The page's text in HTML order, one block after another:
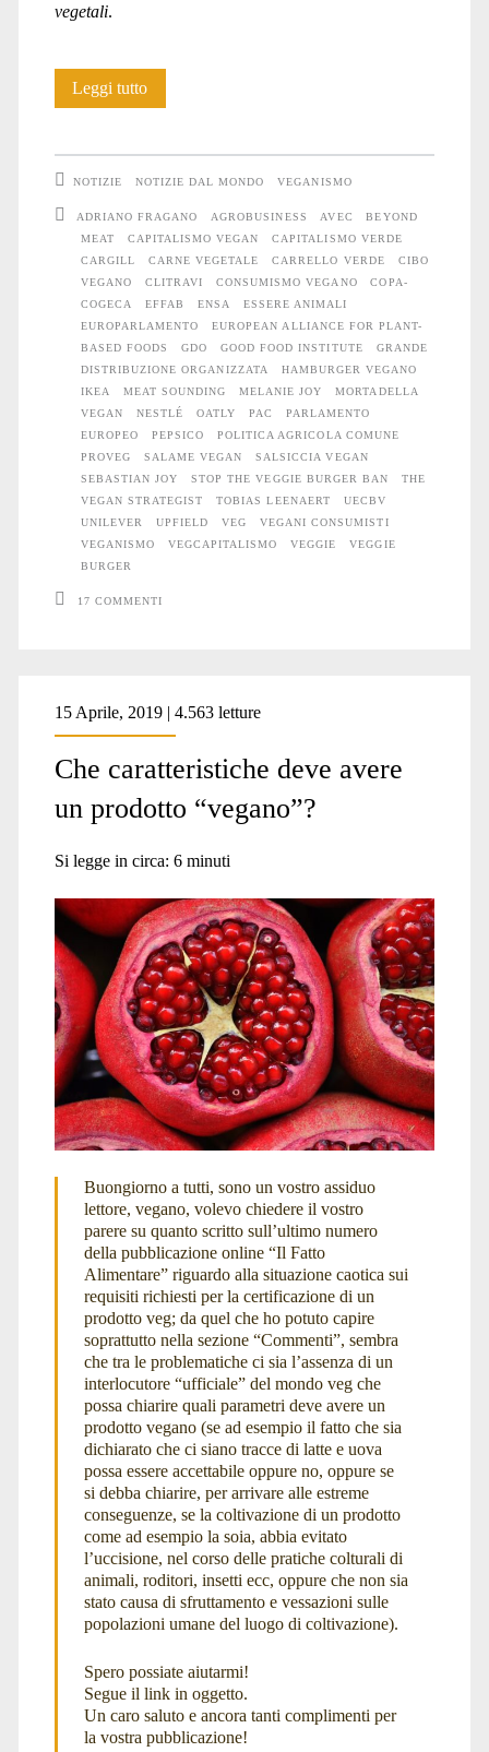
vegetali.
Leggi tuttoL’Europarlamento
burger”.
Dovrebbe
interessarci?
NOTIZIE NOTIZIE DAL MONDO VEGANISMO
ADRIANO FRAGANO AGROBUSINESS AVEC
BEYOND
MEAT
CAPITALISMO VEGAN
CAPITALISMO VERDE
CARGILL
CARNE VEGETALE CARRELLO VERDE
CIBO
VEGANO
CLITRAVI CONSUMISMO VEGANO
COPA-
COGECA
EFFAB ENSA
ESSERE ANIMALI
EUROPARLAMENTO
EUROPEAN ALLIANCE FOR PLANT-
BASED FOODS
GDO GOOD FOOD INSTITUTE
GRANDE
DISTRIBUZIONE ORGANIZZATA
HAMBURGER VEGANO
IKEA
MEAT SOUNDING MELANIE JOY
MORTADELLA
VEGAN
NESTLÉ OATLY PAC
PARLAMENTO
EUROPEO
PEPSICO
POLITICA AGRICOLA COMUNE
PROVEG
SALAME VEGAN
SALSICCIA VEGAN
SEBASTIAN JOY
STOP THE VEGGIE BURGER BAN
THE
VEGAN STRATEGIST
TOBIAS LEENAERT
UECBV
UNILEVER
UPFIELD VEG
VEGANI CONSUMISTI
VEGANISMO
VEGCAPITALISMO VEGGIE
VEGGIE
BURGER
17 COMMENTI
15 Aprile, 2019 | 4.563 letture
Che caratteristiche deve avere
un prodotto “vegano”?
Si legge in circa: 6 minuti
Buongiorno a tutti, sono un vostro assiduo
lettore, vegano, volevo chiedere il vostro
parere su quanto scritto sull’ultimo numero
della pubblicazione online “Il Fatto
Alimentare” riguardo alla situazione caotica sui
requisiti richiesti per la certificazione di un
prodotto veg; da quel che ho potuto capire
soprattutto nella sezione “Commenti”, sembra
che tra le problematiche ci sia l’assenza di un
interlocutore “ufficiale” del mondo veg che
possa chiarire quali parametri deve avere un
prodotto vegano (se ad esempio il fatto che sia
dichiarato che ci siano tracce di latte e uova
possa essere accettabile oppure no, oppure se
si debba chiarire, per arrivare alle estreme
conseguenze, se la coltivazione di un prodotto
come ad esempio la soia, abbia evitato
l’uccisione, nel corso delle pratiche colturali di
animali, roditori, insetti ecc, oppure che non sia
stato causa di sfruttamento e vessazioni sulle
popolazioni umane del luogo di coltivazione).
Spero possiate aiutarmi!
Segue il link in oggetto.
Un caro saluto e ancora tanti complimenti per
la vostra pubblicazione!